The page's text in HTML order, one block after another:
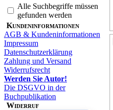
Alle Suchbegriffe müssen
gefunden werden
Kundeninformationen
AGB & Kundeninformationen
Impressum
Datenschutzerklärung
Zahlung und Versand
Widerrufsrecht
Werden Sie Autor!
Die DSGVO in der
Buchpublikation
Widerruf